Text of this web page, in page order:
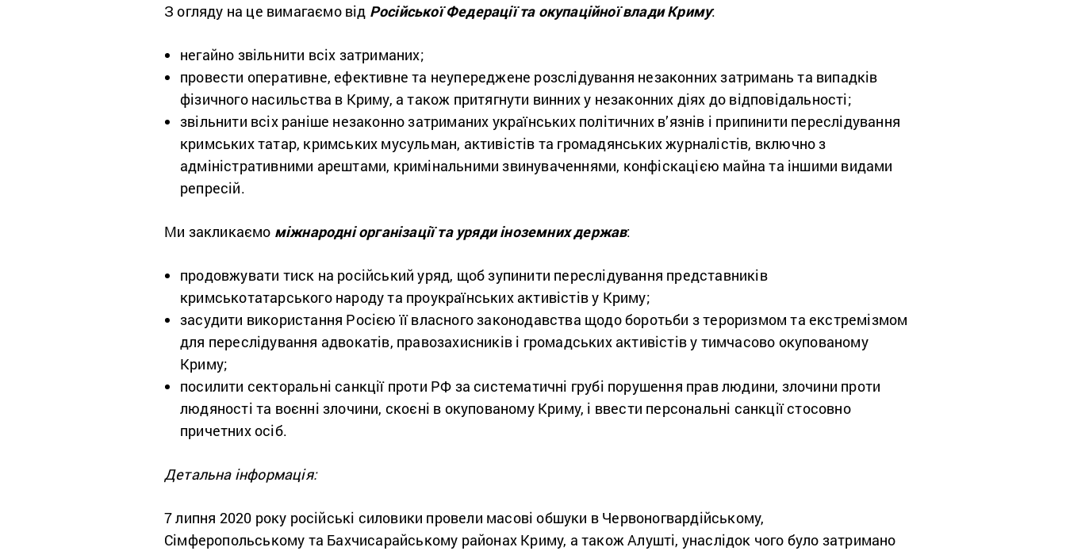
З огляду на це вимагаємо від Російської Федерації та окупаційної влади Криму:
негайно звільнити всіх затриманих;
провести оперативне, ефективне та неупереджене розслідування незаконних затримань та випадків
фізичного насильства в Криму, а також притягнути винних у незаконних діях до відповідальності;
звільнити всіх раніше незаконно затриманих українських політичних в’язнів і припинити переслідування
кримських татар, кримських мусульман, активістів та громадянських журналістів, включно з
адміністративними арештами, кримінальними звинуваченнями, конфіскацією майна та іншими видами
репресій.
Ми закликаємо міжнародні організації та уряди іноземних держав:
продовжувати тиск на російський уряд, щоб зупинити переслідування представників
кримськотатарського народу та проукраїнських активістів у Криму;
засудити використання Росією її власного законодавства щодо боротьби з тероризмом та екстремізмом
для переслідування адвокатів, правозахисників і громадських активістів у тимчасово окупованому
Криму;
посилити секторальні санкції проти РФ за систематичні грубі порушення прав людини, злочини проти
людяності та воєнні злочини, скоєні в окупованому Криму, і ввести персональні санкції стосовно
причетних осіб.
Детальна інформація:
7 липня 2020 року російські силовики провели масові обшуки в Червоногвардійському,
Сімферопольському та Бахчисарайському районах Криму, а також Алушті, унаслідок чого було затримано